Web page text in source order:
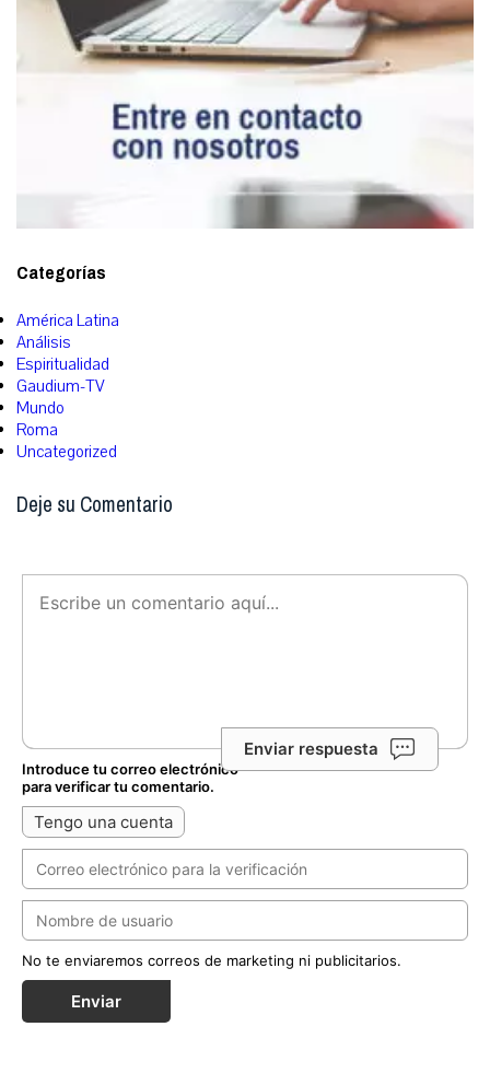
Categorías
América Latina
Análisis
Espiritualidad
Gaudium-TV
Mundo
Roma
Uncategorized
Deje su Comentario
Enviar respuesta
Introduce tu correo electrónico
para verificar tu comentario.
Tengo una cuenta
No te enviaremos correos de marketing ni publicitarios.
Enviar